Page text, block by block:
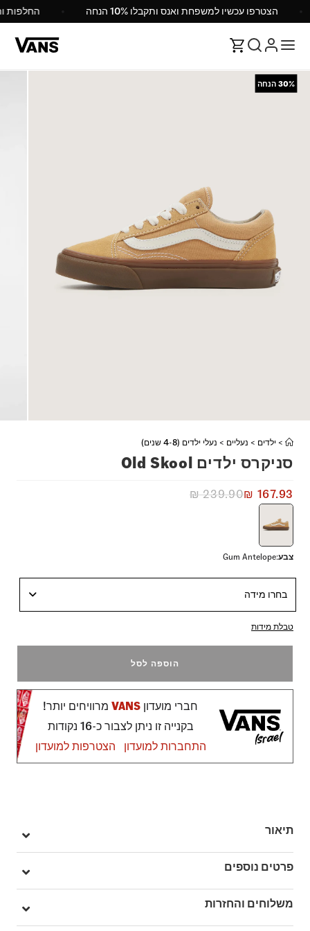
הצטרפו עכשיו למשפחת ואנס ותקבלו 10% הנחה
30% הנחה
> ילדים > נעליים > נעלי ילדים (4-8 שנים)
סניקרס ילדים Old Skool
₪239.90₪ 167.93
צבע:
Gum Antelope
בחרו מידה
טבלת מידות
הוספה לסל
חברי מועדון VANSמרוויחים יותר!
בקנייה זו ניתן לצבור כ-16 נקודות
התחברות למועדון
הצטרפות למועדון
תיאור
הנעליים Old Skool היו העיצוב הראשון שלנו שהציג לעולם את ה-
שצייר המייסד פול ואן דורן.
פרטים נוספים
מק"ט: V005WV5QJ
משלוחים והחזרות